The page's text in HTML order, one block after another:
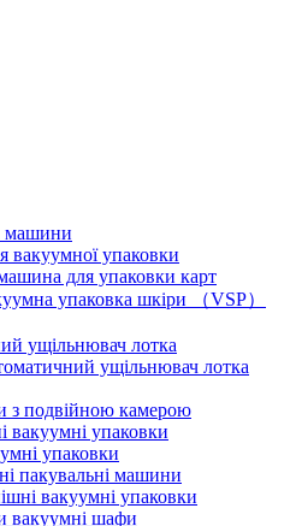
машини
вакуумної упаковки
для упаковки карт
упаковка шкіри （VSP）
ущільнювач лотка
ущільнювач лотка
з подвійною камерою
вакуумні упаковки
упаковки
пакувальні машини
вакуумні упаковки
вакуумні шафи